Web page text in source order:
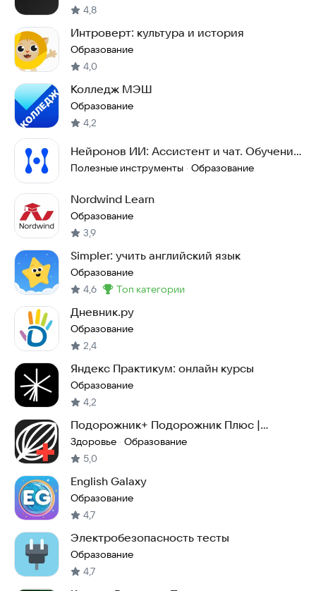
4,8
Интроверт: культура и история
Образование
4,0
Колледж МЭШ
Образование
4,2
Нейронов ИИ: Ассистент и чат. Обучение
нейросетям
Полезные инструменты · Образование
Nordwind Learn
Образование
3,9
Simpler: учить английский язык
Образование
4,6
Метка:
топ категории
Дневник.ру
Образование
2,4
Яндекс Практикум: онлайн курсы
Образование
4,2
Подорожник+ Подорожник Плюс |
Тактическая Медицина
Здоровье · Образование
5,0
English Galaxy
Образование
4,7
Электробезопасность тесты
Образование
4,7